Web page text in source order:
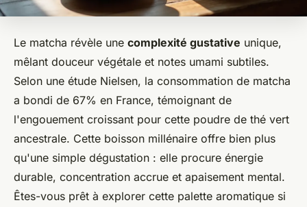
Le matcha révèle une complexité gustative unique,
mêlant douceur végétale et notes umami subtiles.
Selon une étude Nielsen, la consommation de matcha
a bondi de 67% en France, témoignant de
l'engouement croissant pour cette poudre de thé vert
ancestrale. Cette boisson millénaire offre bien plus
qu'une simple dégustation : elle procure énergie
durable, concentration accrue et apaisement mental.
Êtes-vous prêt à explorer cette palette aromatique si